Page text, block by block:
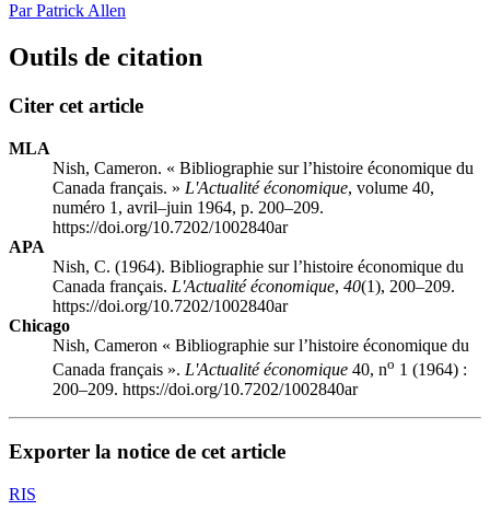
Par Patrick Allen
Outils de citation
Citer cet article
MLA
Nish, Cameron. « Bibliographie sur l’histoire économique du
Canada français. » L'Actualité économique, volume 40,
numéro 1, avril–juin 1964, p. 200–209.
https://doi.org/10.7202/1002840ar
APA
Nish, C. (1964). Bibliographie sur l’histoire économique du
Canada français. L'Actualité économique, 40(1), 200–209.
https://doi.org/10.7202/1002840ar
Chicago
Nish, Cameron « Bibliographie sur l’histoire économique du
Canada français ». L'Actualité économique 40, no 1 (1964) :
200–209. https://doi.org/10.7202/1002840ar
Exporter la notice de cet article
RIS